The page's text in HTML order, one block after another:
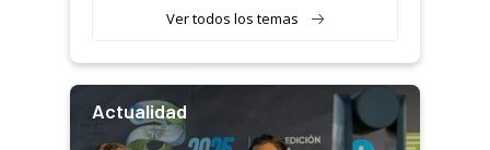
Ver todos los temas
Actualidad